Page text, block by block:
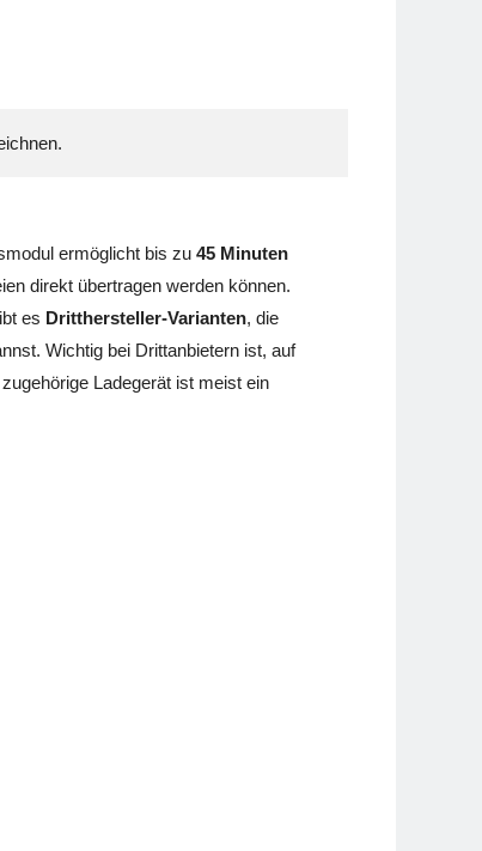
ermöglicht bis zu 45 Minuten
direkt übertragen werden können.
es Dritthersteller-Varianten, die
Wichtig bei Drittanbietern ist, auf
Ladegerät ist meist ein